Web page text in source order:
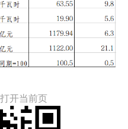
开当前页